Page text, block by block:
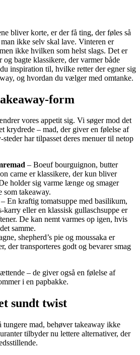
bliver korte, er der få ting, der føles så
ikke selv skal lave. Vinteren er
ikke hvilken som helst slags. Det er
og bagte klassikere, der varmer både
inspiration til, hvilke retter der egner sig
og hvordan du vælger med omtanke.
form
vores appetit sig. Vi søger mod det
krydrede – mad, der giver en følelse af
har tilpasset deres menuer til netop
– Boeuf bourguignon, butter
carne er klassikere, der kun bliver
holder sig varme længe og smager
som takeaway.
– En kraftig tomatsuppe med basilikum,
karry eller en klassisk gullaschsuppe er
De kan nemt varmes op igen, hvis
samme.
shepherd’s pie og moussaka er
der transporteres godt og bevarer smag
– de giver også en følelse af
i en papbakke.
sundt twist
tungere mad, behøver takeaway ikke
tilbyder nu lettere alternativer, der